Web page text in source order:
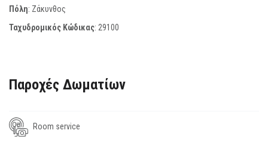
Πόλη: Ζάκυνθος
Ταχυδρομικός Κώδικας: 29100
Παροχές Δωματίων
Room service